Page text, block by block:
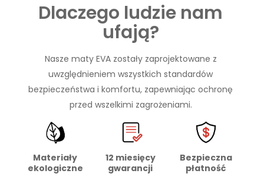
Dlaczego ludzie nam
ufają?
Nasze maty EVA zostały zaprojektowane z
uwzględnieniem wszystkich standardów
bezpieczeństwa i komfortu, zapewniając ochronę
przed wszelkimi zagrożeniami.
Materiały
ekologiczne
12 miesięcy
gwarancji
Bezpieczna
płatność